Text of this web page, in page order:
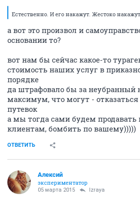
Естественно. И его накажут. Жестоко
а вот это произвол и
основании то?
вот нам бы сейчас какое-то
стоимость наших услуг в
порядке
да штрафовало бы за неубранный
максимум, что могут -
путевок
а мы тогда сами будем
клиентам, бомбить по вашему)))))
ОТВЕТИТЬ
Алексий
экспериментатор
05 марта 2015 Izraya